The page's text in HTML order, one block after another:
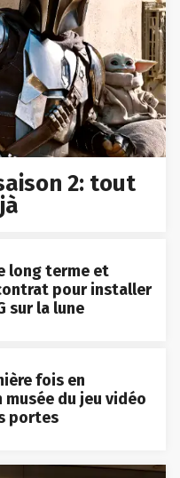
2: tout
long terme et
pour installer
sur la lune
fois en
musée du jeu vidéo
portes